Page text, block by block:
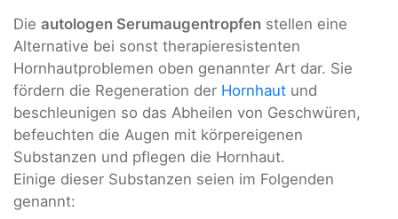
Die autologen Serumaugentropfen stellen eine
Alternative bei sonst therapieresistenten
Hornhautproblemen oben genannter Art dar. Sie
fördern die Regeneration der Hornhaut und
beschleunigen so das Abheilen von Geschwüren,
befeuchten die Augen mit körpereigenen
Substanzen und pflegen die Hornhaut.
Einige dieser Substanzen seien im Folgenden
genannt: